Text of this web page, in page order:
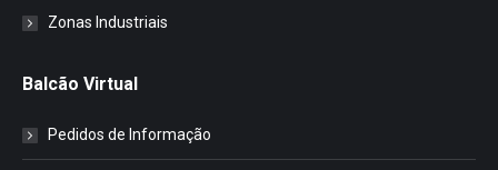
Zonas Industriais
Balcão Virtual
Pedidos de Informação